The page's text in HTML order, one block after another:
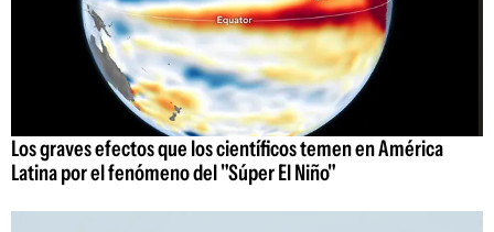
Los graves efectos que los científicos temen en América
Latina por el fenómeno del "Súper El Niño"